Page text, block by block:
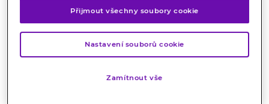
Saridon 20 tbl.
Léčivý přípravek Saridon je
tablet
účinkem snižujícím horečku,
Přijmout všechny soubory cookie
Nastavení souborů cookie
Zamítnout vše